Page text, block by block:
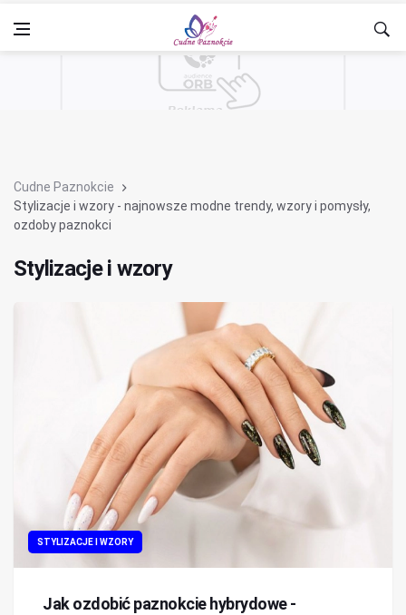
Cudne Paznokcie
Stylizacje i wzory - najnowsze modne trendy, wzory i pomysły,
ozdoby paznokci
Stylizacje i wzory
STYLIZACJE I WZORY
Jak ozdobić paznokcie hybrydowe -